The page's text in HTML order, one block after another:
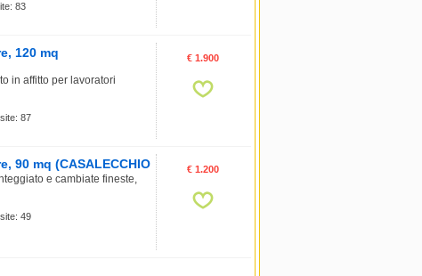
83
120 mq
in affitto per lavoratori
87
€ 1.900
90 mq (CASALECCHIO
e cambiate fineste,
49
€ 1.200